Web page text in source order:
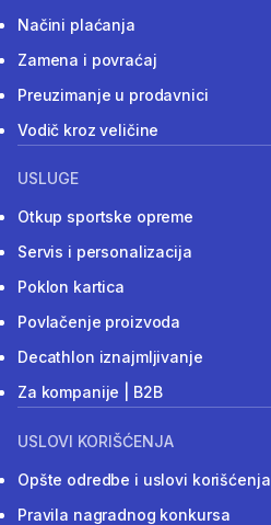
Načini plaćanja
Zamena i povraćaj
Preuzimanje u prodavnici
Vodič kroz veličine
USLUGE
Otkup sportske opreme
Servis i personalizacija
Poklon kartica
Povlačenje proizvoda
Decathlon iznajmljivanje
Za kompanije | B2B
USLOVI KORIŠĆENJA
Opšte odredbe i uslovi korišćenja
Pravila nagradnog konkursa